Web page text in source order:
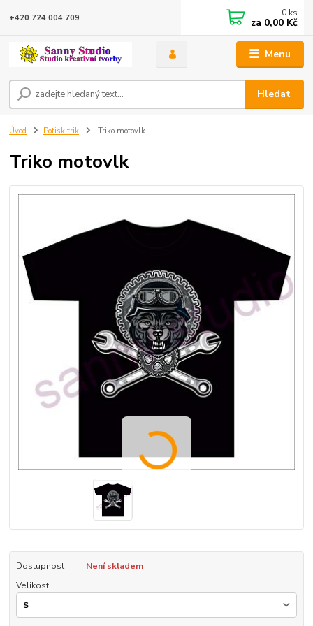
Menu
Hledat
+420 724 004 709 0 ks
za 0,00 Kč
Úvod Potisk trik Triko motovlk
Triko motovlk
Dostupnost
Není skladem
Velikost